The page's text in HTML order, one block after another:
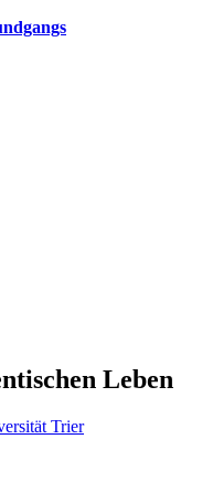
Leben